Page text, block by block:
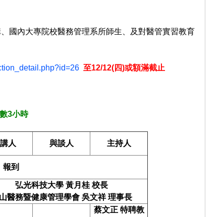
國內大專院校醫務管理系所師生、及對醫管實習教育
至12/12(四)或額滿截止
3小時
人 與談人 主持人
報到
弘光科技大學 黃月桂 校長
醫務暨健康管理學會 吳文祥 理事長
蔡文正 特聘教